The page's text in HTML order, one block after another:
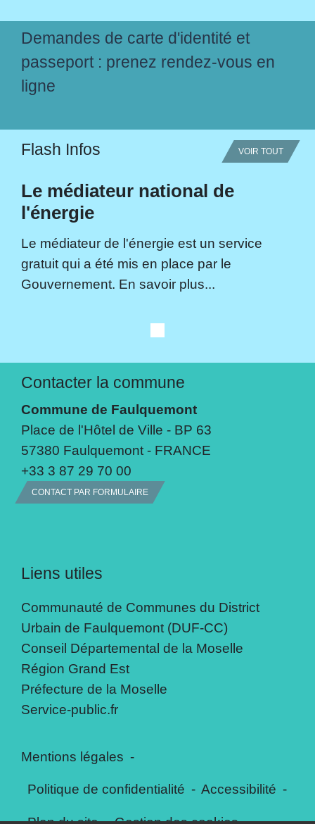
Demandes de carte d'identité et
passeport : prenez rendez-vous en
ligne
Flash Infos VOIR TOUT
Le médiateur national de
l'énergie
Le médiateur de l'énergie est un service
gratuit qui a été mis en place par le
Gouvernement. En savoir plus...
Contacter la commune
Commune de Faulquemont
Place de l'Hôtel de Ville - BP 63
57380 Faulquemont - FRANCE
+33 3 87 29 70 00
CONTACT PAR FORMULAIRE
Liens utiles
Communauté de Communes du District
Urbain de Faulquemont (DUF-CC)
Conseil Départemental de la Moselle
Région Grand Est
Préfecture de la Moselle
Service-public.fr
Mentions légales -
Politique de confidentialité - Accessibilité -